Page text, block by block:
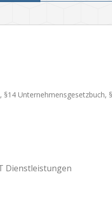
Dienstleistungen